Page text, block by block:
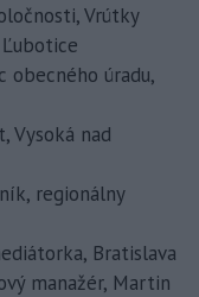
Vrútky
Ľubotice
obecného úradu,
Vysoká nad
regionálny
Bratislava
manažér, Martin